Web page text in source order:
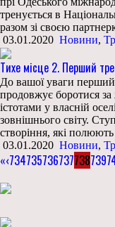
тренується в
разом зі своєю
03.01.2020 Новини,
Тихе місце 2. Перший
До вашої уваги
продовжує боротися
істотами у власній
зовнішнього світу.
створіння, які полюють
03.01.2020 Новини,
«‹734735736737738739